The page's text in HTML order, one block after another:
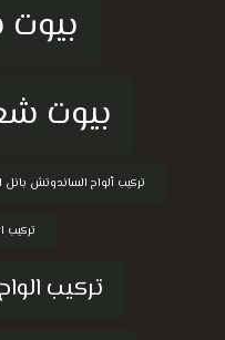
بيوت
تركيب ألواح الساندوتش بانل
تركيب
تركيب